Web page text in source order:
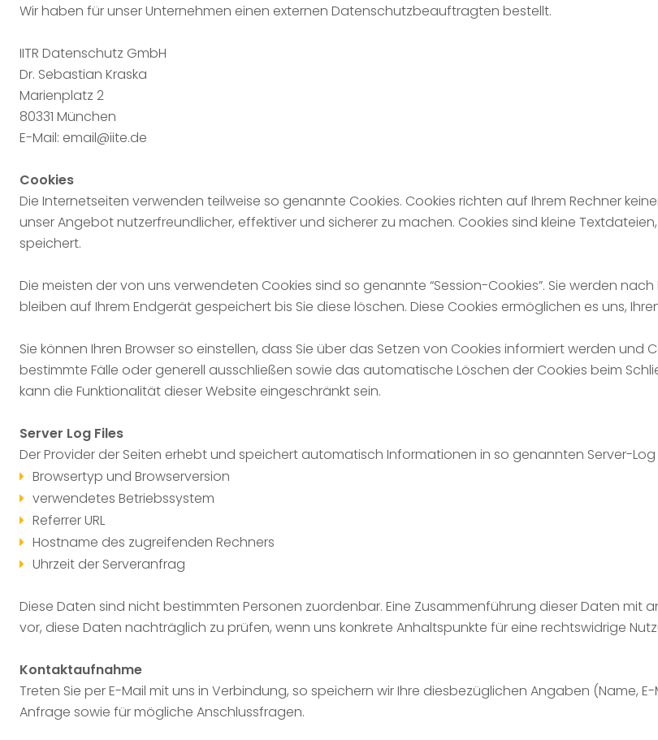
Wir haben für unser Unternehmen einen externen Datenschutzbeauftragten bestellt.
IITR Datenschutz GmbH
Dr. Sebastian Kraska
Marienplatz 2
80331 München
E-Mail: email@iite.de
Cookies
Die Internetseiten verwenden teilweise so genannte Cookies. Cookies richten auf Ihrem Rechner
unser Angebot nutzerfreundlicher, effektiver und sicherer zu machen. Cookies sind kleine
speichert.
Die meisten der von uns verwendeten Cookies sind so genannte “Session-Cookies”. Sie werden
bleiben auf Ihrem Endgerät gespeichert bis Sie diese löschen. Diese Cookies ermöglichen es uns,
Sie können Ihren Browser so einstellen, dass Sie über das Setzen von Cookies informiert werden und
bestimmte Fälle oder generell ausschließen sowie das automatische Löschen der Cookies beim
kann die Funktionalität dieser Website eingeschränkt sein.
Server Log Files
Der Provider der Seiten erhebt und speichert automatisch Informationen in so genannten Server-
Browsertyp und Browserversion
verwendetes Betriebssystem
Referrer URL
Hostname des zugreifenden Rechners
Uhrzeit der Serveranfrag
Diese Daten sind nicht bestimmten Personen zuordenbar. Eine Zusammenführung dieser Daten
vor, diese Daten nachträglich zu prüfen, wenn uns konkrete Anhaltspunkte für eine rechtswidrige
Kontaktaufnahme
Treten Sie per E-Mail mit uns in Verbindung, so speichern wir Ihre diesbezüglichen Angaben (Name,
Anfrage sowie für mögliche Anschlussfragen.